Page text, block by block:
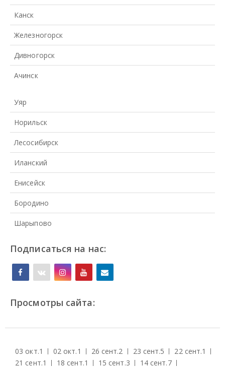
Канск
Железногорск
Дивногорск
Ачинск
Уяр
Норильск
Лесосибирск
Иланский
Енисейск
Бородино
Шарыпово
Подписаться на нас:
Просмотры сайта:
03 окт.1 02 окт.1 26 сент.2 23 сент.5 22 сент.1
21 сент.1 18 сент.1 15 сент.3 14 сент.7